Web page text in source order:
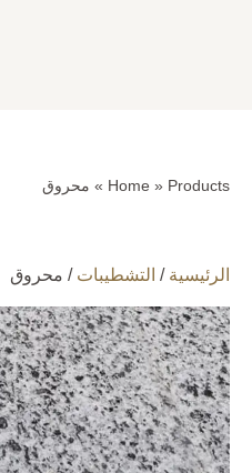
Home » Products
» محروق
الرئيسية / التشطيبات / محروق